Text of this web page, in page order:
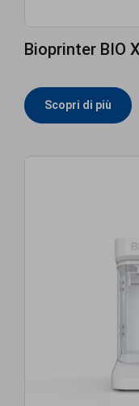
Bioprinter BIO
Scopri di più